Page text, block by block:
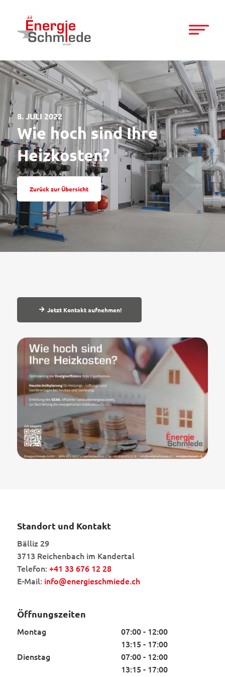
8. JULI 2022
Wie hoch sind Ihre
Heizkosten?
Zurück zur Übersicht
Jetzt Kontakt aufnehmen!
Standort und Kontakt
Bälliz 29
3713 Reichenbach im Kandertal
Telefon:+41 33 676 12 28
E-Mail: info@energieschmiede.ch
Öffnungszeiten
Montag
07:00 - 12:00
13:15 - 17:00
Dienstag
07:00 - 12:00
13:15 - 17:00